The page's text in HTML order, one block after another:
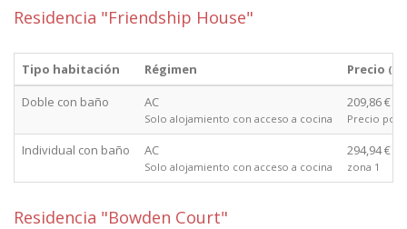
Residencia "Friendship House"
Tipo habitación Régimen Precio
Doble con baño AC
Solo alojamiento con acceso a cocina
209,86 €
Precio por
Individual con baño AC
Solo alojamiento con acceso a cocina
294,94 €
zona 1
Residencia "Bowden Court"